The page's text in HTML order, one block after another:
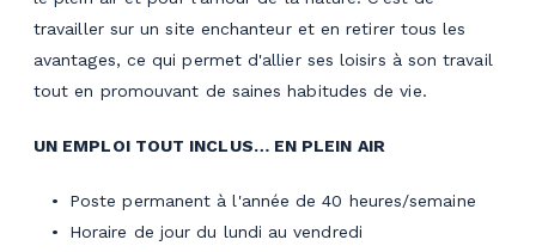
travailler sur un site enchanteur et en retirer tous les
avantages, ce qui permet d'allier ses loisirs à son travail
tout en promouvant de saines habitudes de vie.
UN EMPLOI TOUT INCLUS… EN PLEIN AIR
Poste permanent à l'année de 40 heures/semaine
Horaire de jour du lundi au vendredi